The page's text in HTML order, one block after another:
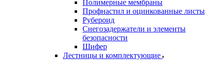
Полимерные мембраны
Профнастил и оцинкованные листы
Рубероид
Снегозадержатели и элементы
безопасности
Шифер
Лестницы и комплектующие